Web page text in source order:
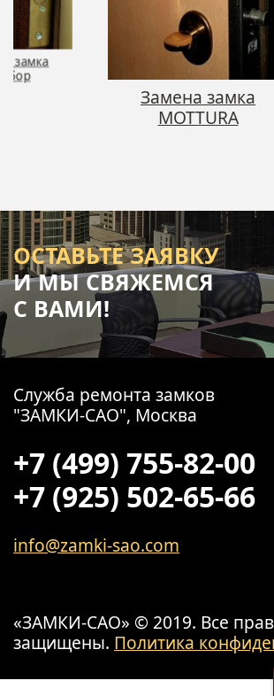
замка
Замена замка
MOTTURA
ОСТАВЬТЕ ЗАЯВКУ
И МЫ СВЯЖЕМСЯ
С ВАМИ!
Служба ремонта замков
"ЗАМКИ-САО", Москва
+7 (499) 755-82-00
+7 (925) 502-65-66
info@zamki-sao.com
«ЗАМКИ-САО» © 2019. Все
защищены. Политика